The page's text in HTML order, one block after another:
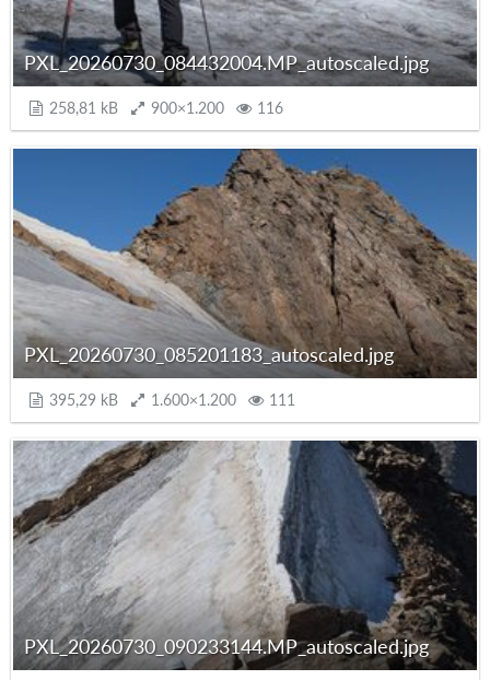
PXL_20260730_084432004.MP_autoscaled.jpg
258,81 kB 900×1.200 116
PXL_20260730_085201183_autoscaled.jpg
395,29 kB 1.600×1.200 111
PXL_20260730_090233144.MP_autoscaled.jpg